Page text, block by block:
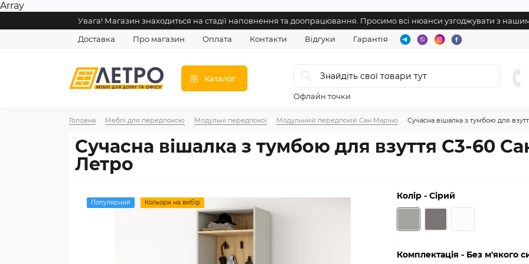
Array
Увага! Магазин знаходиться на стадії наповнення та доопрацювання. Просимо всі нюанси узгоджувати з
Доставка
Про магазин Оплата Контакти Відгуки Гарантія
Каталог
Офлайн точки
Головна Меблі для передпокою Модульні передпокої Модульний передпокій Сан Маріно Сучасна вішалка з тумбою для
Сучасна вішалка з тумбою для взуття C3-60
Летро
Популярний Кольори на вибір
Колір - Сірий
Комплектація - Без м'якого